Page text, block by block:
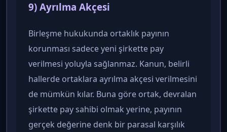
9) Ayrılma Akçesi
Birleşme hukukunda ortaklık payının
korunması sadece yeni şirkette pay
verilmesi yoluyla sağlanmaz. Kanun, belirli
hallerde ortaklara ayrılma akçesi verilmesini
de mümkün kılar. Buna göre ortak, devralan
şirkette pay sahibi olmak yerine, payının
gerçek değerine denk bir parasal karşılık